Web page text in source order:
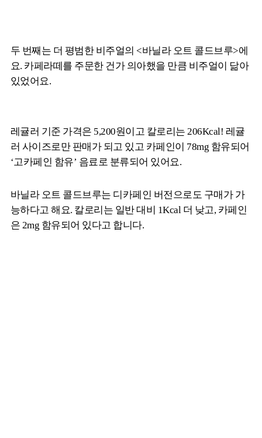
두 번째는 더 평범한 비주얼의 <바닐라 오트 콜드브루>에
요. 카페라떼를 주문한 건가 의아했을 만큼 비주얼이 닮아
있었어요.
레귤러 기준 가격은 5,200원이고 칼로리는 206Kcal! 레귤
러 사이즈로만 판매가 되고 있고 카페인이 78mg 함유되어
‘고카페인 함유’ 음료로 분류되어 있어요.
바닐라 오트 콜드브루는 디카페인 버전으로도 구매가 가
능하다고 해요. 칼로리는 일반 대비 1Kcal 더 낮고, 카페인
은 2mg 함유되어 있다고 합니다.